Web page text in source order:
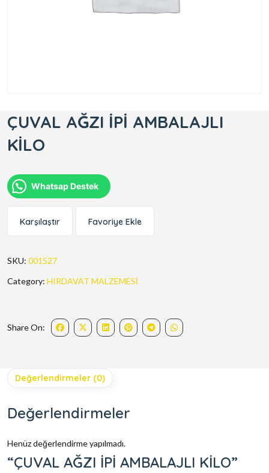
ÇUVAL AĞZI İPİ AMBALAJLI
KİLO
Whatsap Destek
Karşılaştır Favoriye Ekle
SKU: 001527
Category: HIRDAVAT MALZEMESİ
Share On:
Değerlendirmeler (0)
Değerlendirmeler
Henüz değerlendirme yapılmadı.
“ÇUVAL AĞZI İPİ AMBALAJLI KİLO”